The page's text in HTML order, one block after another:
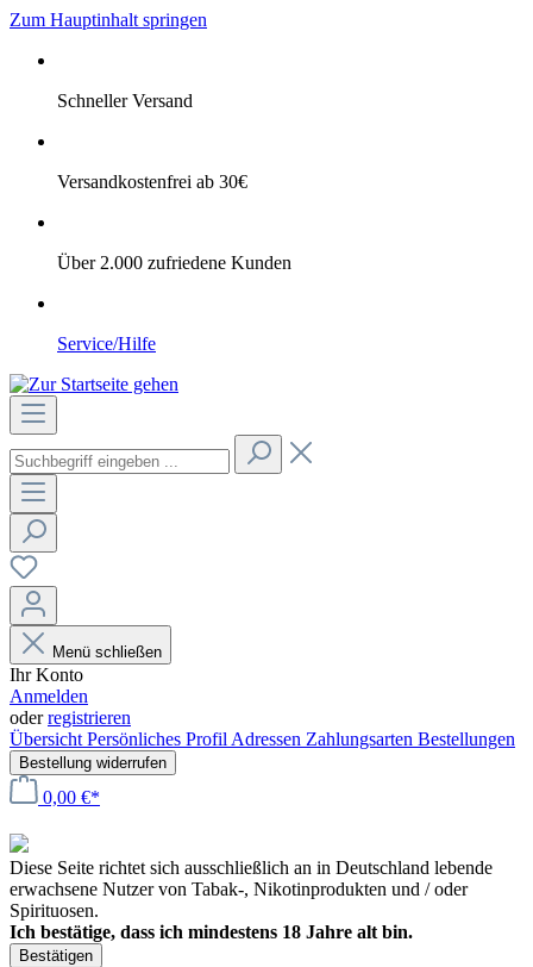
Zum Hauptinhalt springen
Schneller Versand
Versandkostenfrei ab 30€
Über 2.000 zufriedene Kunden
Service/Hilfe
Menü schließen
Ihr Konto
Anmelden
oderregistrieren
Übersicht Persönliches Profil Adressen Zahlungsarten Bestellungen
Bestellung widerrufen
0,00 €*
Diese Seite richtet sich ausschließlich an in Deutschland lebende
erwachsene Nutzer von Tabak-, Nikotinprodukten und / oder
Spirituosen.
Ich bestätige, dass ich mindestens 18 Jahre alt bin.
Bestätigen